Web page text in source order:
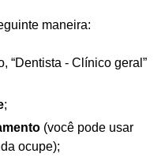
maneira:
“Dentista - Clínico geral”
;
(você pode usar
ocupe);